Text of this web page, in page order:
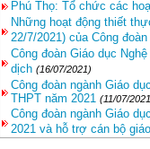
Phú Thọ: Tổ chức các
Những hoạt động thiết
22/7/2021) của Công
Công đoàn Giáo dục
dịch (16/07/2021)
Công đoàn ngành Giáo
THPT năm 2021 (11/07/
Công đoàn ngành Giáo
2021 và hỗ trợ cán bộ